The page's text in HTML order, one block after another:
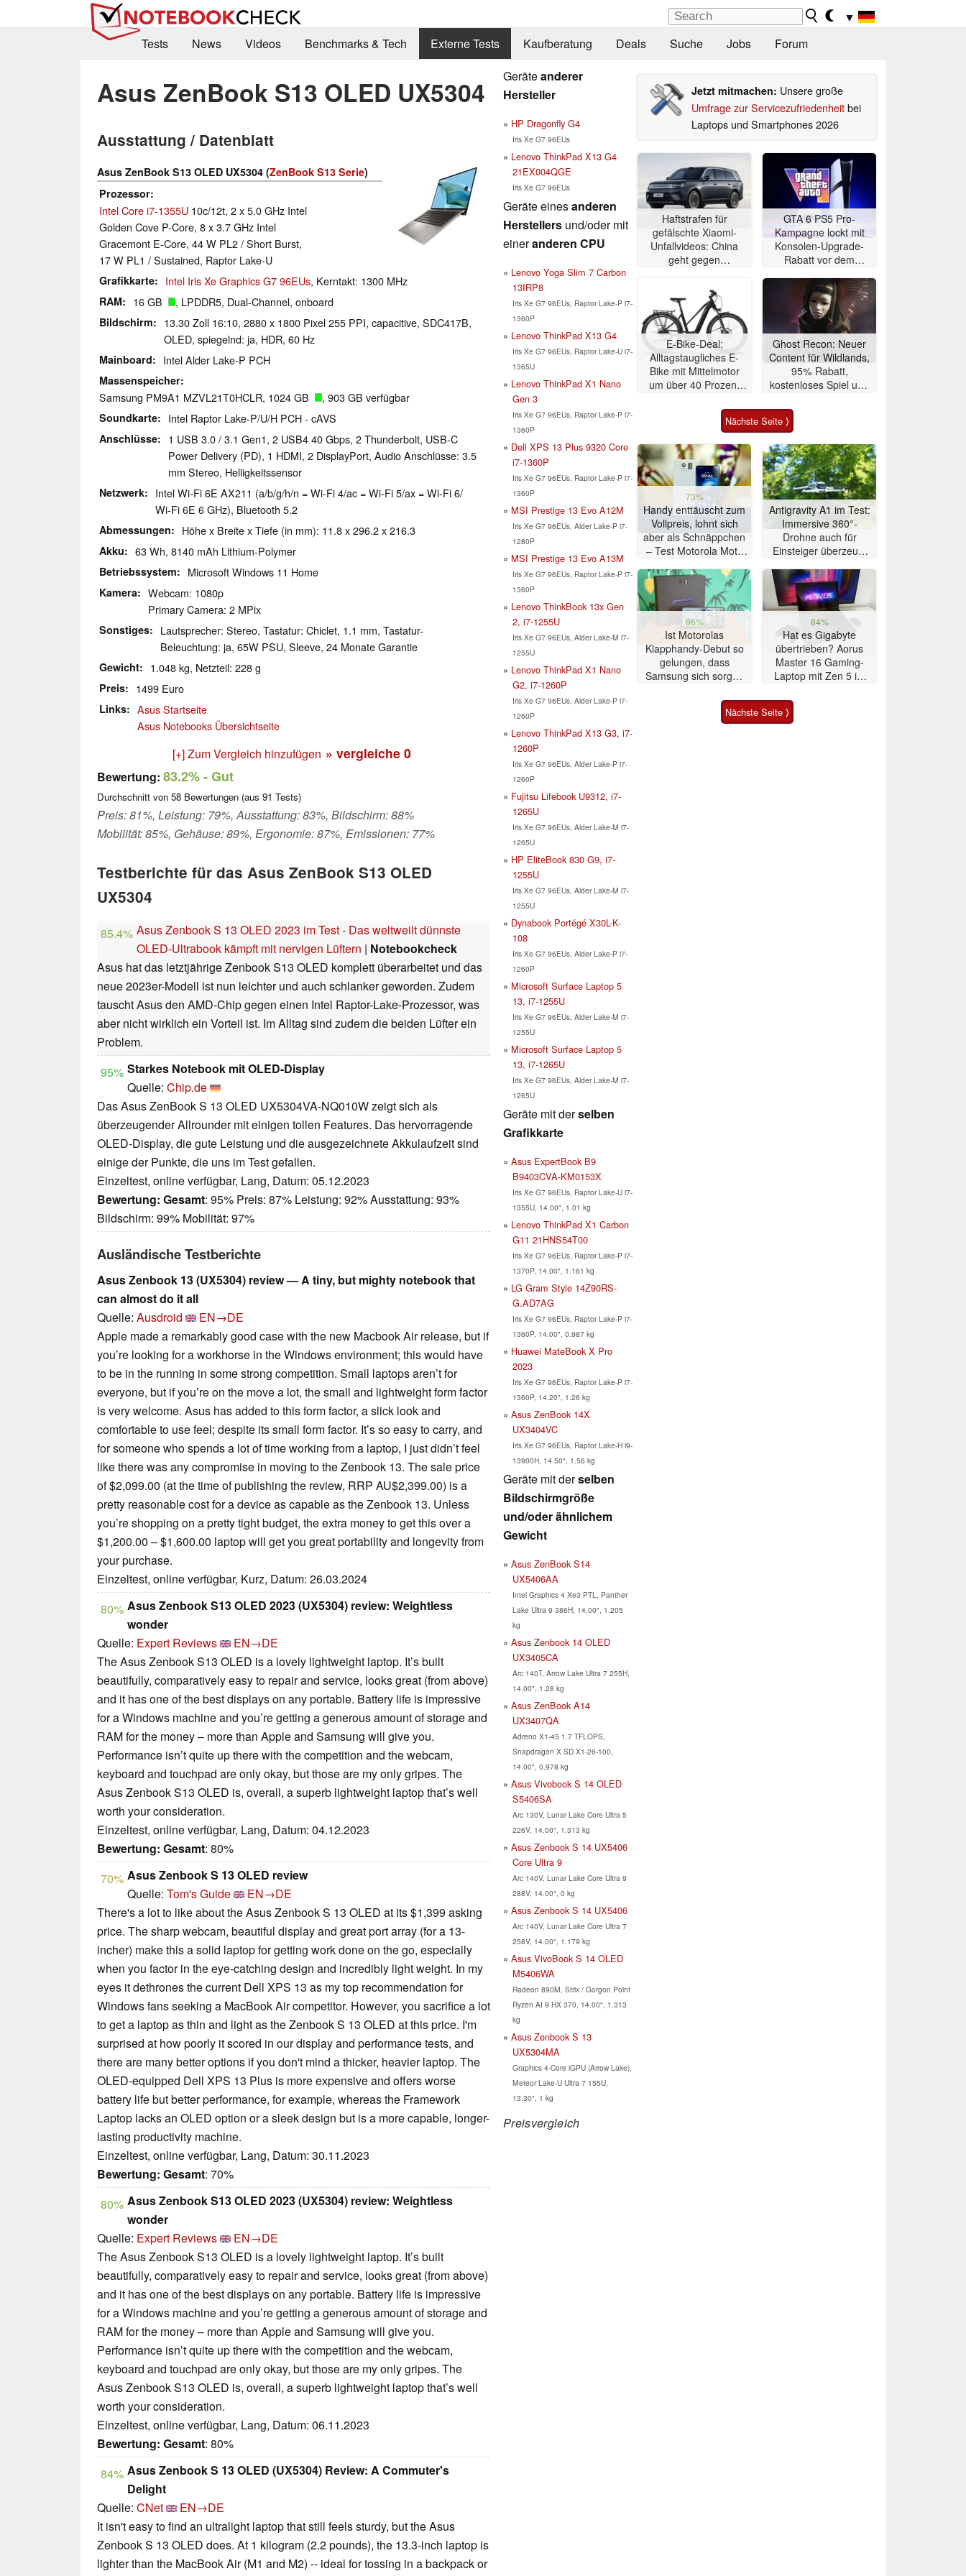
▼
Tests
News Videos Benchmarks & Tech Externe Tests Kaufberatung Deals Suche Jobs Forum
Asus ZenBook S13 OLED UX5304
Ausstattung / Datenblatt
Asus ZenBook S13 OLED UX5304 (ZenBook S13 Serie)
Prozessor
Intel Core i7-1355U 10c/12t, 2 x 5.0 GHz Intel
Golden Cove P-Core, 8 x 3.7 GHz Intel
Gracemont E-Core, 44 W PL2 / Short Burst,
17 W PL1 / Sustained, Raptor Lake-U
Grafikkarte Intel Iris Xe Graphics G7 96EUs, Kerntakt: 1300 MHz
RAM 16 GB , LPDDR5, Dual-Channel, onboard
Bildschirm
13.30 Zoll 16:10, 2880 x 1800 Pixel 255 PPI, capacitive, SDC417B,
OLED, spiegelnd: ja, HDR, 60 Hz
Mainboard Intel Alder Lake-P PCH
Massenspeicher
Samsung PM9A1 MZVL21T0HCLR, 1024 GB , 903 GB verfügbar
Soundkarte Intel Raptor Lake-P/U/H PCH - cAVS
Anschlüsse
1 USB 3.0 / 3.1 Gen1, 2 USB4 40 Gbps, 2 Thunderbolt, USB-C
Power Delivery (PD), 1 HDMI, 2 DisplayPort, Audio Anschlüsse: 3.5
mm Stereo, Helligkeitssensor
Netzwerk
Intel Wi-Fi 6E AX211 (a/b/g/h/n = Wi-Fi 4/ac = Wi-Fi 5/ax = Wi-Fi 6/
Wi-Fi 6E 6 GHz), Bluetooth 5.2
Abmessungen Höhe x Breite x Tiefe (in mm): 11.8 x 296.2 x 216.3
Akku 63 Wh, 8140 mAh Lithium-Polymer
Betriebssystem Microsoft Windows 11 Home
Kamera
Webcam: 1080p
Primary Camera: 2 MPix
Sonstiges
Lautsprecher: Stereo, Tastatur: Chiclet, 1.1 mm, Tastatur-
Beleuchtung: ja, 65W PSU, Sleeve, 24 Monate Garantie
Gewicht 1.048 kg, Netzteil: 228 g
Preis 1499 Euro
Links
Asus Startseite
Asus Notebooks Übersichtseite
[+] Zum Vergleich hinzufügen » vergleiche 0
Bewertung: 83.2%- Gut
Durchschnitt von 58 Bewertungen (aus 91 Tests)
Preis: 81%, Leistung: 79%, Ausstattung: 83%, Bildschirm: 88%
Mobilität: 85%, Gehäuse: 89%, Ergonomie: 87%, Emissionen: 77%
Testberichte für das Asus ZenBook S13 OLED
UX5304
85.4% Asus Zenbook S 13 OLED 2023 im Test - Das weltweilt dünnste
OLED-Ultrabook kämpft mit nervigen Lüftern | Notebookcheck
Asus hat das letztjährige Zenbook S13 OLED komplett überarbeitet und das
neue 2023er-Modell ist nun leichter und auch schlanker geworden. Zudem
tauscht Asus den AMD-Chip gegen einen Intel Raptor-Lake-Prozessor, was
aber nicht wirklich ein Vorteil ist. Im Alltag sind zudem die beiden Lüfter ein
Problem.
95% Starkes Notebook mit OLED-Display
Quelle: Chip.de
Das Asus ZenBook S 13 OLED UX5304VA-NQ010W zeigt sich als
überzeugender Allrounder mit einigen tollen Features. Das hervorragende
OLED-Display, die gute Leistung und die ausgezeichnete Akkulaufzeit sind
einige der Punkte, die uns im Test gefallen.
Einzeltest, online verfügbar, Lang, Datum: 05.12.2023
Bewertung: Gesamt: 95% Preis: 87% Leistung: 92% Ausstattung: 93%
Bildschirm: 99% Mobilität: 97%
Ausländische Testberichte
Asus Zenbook 13 (UX5304) review — A tiny, but mighty notebook that
can almost do it all
Quelle: Ausdroid
EN→DE
Apple made a remarkably good case with the new Macbook Air release, but if
you’re looking for a workhorse in the Windows environment; this would have
to be in the running in some strong competition. Small laptops aren’t for
everyone, but if you’re on the move a lot, the small and lightweight form factor
is very welcome. Asus has added to this form factor, a slick look and
comfortable to use feel; despite its small form factor. It’s so easy to carry, and
for someone who spends a lot of time working from a laptop, I just didn’t feel
like there was any compromise in moving to the Zenbook 13. The sale price
of $2,099.00 (at the time of publishing the review, RRP AU$2,399.00) is a
pretty reasonable cost for a device as capable as the Zenbook 13. Unless
you’re shopping on a pretty tight budget, the extra money to get this over a
$1,200.00 – $1,600.00 laptop will get you great portability and longevity from
your purchase.
Einzeltest, online verfügbar, Kurz, Datum: 26.03.2024
80% Asus Zenbook S13 OLED 2023 (UX5304) review: Weightless
wonder
Quelle: Expert Reviews
EN→DE
The Asus Zenbook S13 OLED is a lovely lightweight laptop. It’s built
beautifully, comparatively easy to repair and service, looks great (from above)
and it has one of the best displays on any portable. Battery life is impressive
for a Windows machine and you’re getting a generous amount of storage and
RAM for the money – more than Apple and Samsung will give you.
Performance isn’t quite up there with the competition and the webcam,
keyboard and touchpad are only okay, but those are my only gripes. The
Asus Zenbook S13 OLED is, overall, a superb lightweight laptop that’s well
worth your consideration.
Einzeltest, online verfügbar, Lang, Datum: 04.12.2023
Bewertung: Gesamt: 80%
70% Asus Zenbook S 13 OLED review
Quelle: Tom's Guide
EN→DE
There's a lot to like about the Asus Zenbook S 13 OLED at its $1,399 asking
price. The sharp webcam, beautiful display and great port array (for a 13-
incher) make this a solid laptop for getting work done on the go, especially
when you factor in the eye-catching design and incredibly light weight. In my
eyes it dethrones the current Dell XPS 13 as my top recommendation for
Windows fans seeking a MacBook Air competitor. However, you sacrifice a lot
to get a laptop as thin and light as the Zenbook S 13 OLED at this price. I'm
surprised at how poorly it scored in our display and performance tests, and
there are many better options if you don't mind a thicker, heavier laptop. The
OLED-equipped Dell XPS 13 Plus is more expensive and offers worse
battery life but better performance, for example, whereas the Framework
Laptop lacks an OLED option or a sleek design but is a more capable, longer-
lasting productivity machine.
Einzeltest, online verfügbar, Lang, Datum: 30.11.2023
Bewertung: Gesamt: 70%
80% Asus Zenbook S13 OLED 2023 (UX5304) review: Weightless
wonder
Quelle: Expert Reviews
EN→DE
The Asus Zenbook S13 OLED is a lovely lightweight laptop. It’s built
beautifully, comparatively easy to repair and service, looks great (from above)
and it has one of the best displays on any portable. Battery life is impressive
for a Windows machine and you’re getting a generous amount of storage and
RAM for the money – more than Apple and Samsung will give you.
Performance isn’t quite up there with the competition and the webcam,
keyboard and touchpad are only okay, but those are my only gripes. The
Asus Zenbook S13 OLED is, overall, a superb lightweight laptop that’s well
worth your consideration.
Einzeltest, online verfügbar, Lang, Datum: 06.11.2023
Bewertung: Gesamt: 80%
84% Asus Zenbook S 13 OLED (UX5304) Review: A Commuter's
Delight
Quelle: CNet
EN→DE
It isn't easy to find an ultralight laptop that still feels sturdy, but the Asus
Zenbook S 13 OLED does. At 1 kilogram (2.2 pounds), the 13.3-inch laptop is
lighter than the MacBook Air (M1 and M2) -- ideal for tossing in a backpack or
Geräteanderer
Hersteller
HP Dragonfly G4
Iris Xe G7 96EUs
Lenovo ThinkPad X13 G4
21EX004QGE
Iris Xe G7 96EUs
Geräte einesanderen
Herstellers und/oder mit
eineranderen CPU
Lenovo Yoga Slim 7 Carbon
13IRP8
Iris Xe G7 96EUs, Raptor Lake-P i7-
1360P
Lenovo ThinkPad X13 G4
Iris Xe G7 96EUs, Raptor Lake-U i7-
1365U
Lenovo ThinkPad X1 Nano
Gen 3
Iris Xe G7 96EUs, Raptor Lake-P i7-
1360P
Dell XPS 13 Plus 9320 Core
i7-1360P
Iris Xe G7 96EUs, Raptor Lake-P i7-
1360P
MSI Prestige 13 Evo A12M
Iris Xe G7 96EUs, Alder Lake-P i7-
1280P
MSI Prestige 13 Evo A13M
Iris Xe G7 96EUs, Raptor Lake-P i7-
1360P
Lenovo ThinkBook 13x Gen
2, i7-1255U
Iris Xe G7 96EUs, Alder Lake-M i7-
1255U
Lenovo ThinkPad X1 Nano
G2, i7-1260P
Iris Xe G7 96EUs, Alder Lake-P i7-
1260P
Lenovo ThinkPad X13 G3, i7-
1260P
Iris Xe G7 96EUs, Alder Lake-P i7-
1260P
Fujitsu Lifebook U9312, i7-
1265U
Iris Xe G7 96EUs, Alder Lake-M i7-
1265U
HP EliteBook 830 G9, i7-
1255U
Iris Xe G7 96EUs, Alder Lake-M i7-
1255U
Dynabook Portégé X30L-K-
108
Iris Xe G7 96EUs, Alder Lake-P i7-
1260P
Microsoft Surface Laptop 5
13, i7-1255U
Iris Xe G7 96EUs, Alder Lake-M i7-
1255U
Microsoft Surface Laptop 5
13, i7-1265U
Iris Xe G7 96EUs, Alder Lake-M i7-
1265U
Geräte mit derselben
Grafikkarte
Asus ExpertBook B9
B9403CVA-KM0153X
Iris Xe G7 96EUs, Raptor Lake-U i7-
1355U, 14.00", 1.01 kg
Lenovo ThinkPad X1 Carbon
G11 21HNS54T00
Iris Xe G7 96EUs, Raptor Lake-P i7-
1370P, 14.00", 1.161 kg
LG Gram Style 14Z90RS-
G.AD7AG
Iris Xe G7 96EUs, Raptor Lake-P i7-
1360P, 14.00", 0.987 kg
Huawei MateBook X Pro
2023
Iris Xe G7 96EUs, Raptor Lake-P i7-
1360P, 14.20", 1.26 kg
Asus ZenBook 14X
UX3404VC
Iris Xe G7 96EUs, Raptor Lake-H i9-
13900H, 14.50", 1.56 kg
Geräte mit derselben
Bildschirmgröße
und/oder ähnlichem
Gewicht
Asus ZenBook S14
UX5406AA
Intel Graphics 4 Xe3 PTL, Panther
Lake Ultra 9 386H, 14.00", 1.205
kg
Asus Zenbook 14 OLED
UX3405CA
Arc 140T, Arrow Lake Ultra 7 255H,
14.00", 1.28 kg
Asus ZenBook A14
UX3407QA
Adreno X1-45 1.7 TFLOPS,
Snapdragon X SD X1-26-100,
14.00", 0.978 kg
Asus Vivobook S 14 OLED
S5406SA
Arc 130V, Lunar Lake Core Ultra 5
226V, 14.00", 1.313 kg
Asus Zenbook S 14 UX5406
Core Ultra 9
Arc 140V, Lunar Lake Core Ultra 9
288V, 14.00", 0 kg
Asus Zenbook S 14 UX5406
Arc 140V, Lunar Lake Core Ultra 7
258V, 14.00", 1.179 kg
Asus VivoBook S 14 OLED
M5406WA
Radeon 890M, Strix / Gorgon Point
Ryzen AI 9 HX 370, 14.00", 1.313
kg
Asus Zenbook S 13
UX5304MA
Graphics 4-Core iGPU (Arrow Lake),
Meteor Lake-U Ultra 7 155U,
13.30", 1 kg
Preisvergleich
Jetzt mitmachen: Unsere große
Umfrage zur Servicezufriedenheitbei
Laptops und Smartphones 2026
Haftstrafen für
gefälschte Xiaomi-
Unfallvideos: China
geht gegen
GTA 6 PS5 Pro-
Kampagne lockt mit
Konsolen-Upgrade-
Rabatt vor dem
E-Bike-Deal:
Alltagstaugliches E-
Bike mit Mittelmotor
um über 40 Prozent
Ghost Recon: Neuer
Content für Wildlands,
95% Rabatt,
kostenloses Spiel und
angekündigt
Nächste Seite ⟩
73%
Handy enttäuscht zum
Vollpreis, lohnt sich
aber als Schnäppchen
– Test Motorola Moto
Antigravity A1 im Test:
Immersive 360°-
Drohne auch für
Einsteiger überzeugt
86%
Ist Motorolas
Klapphandy-Debut so
gelungen, dass
Samsung sich sorgen
Smartphone im Test
84%
Hat es Gigabyte
übertrieben? Aorus
Master 16 Gaming-
Laptop mit Zen 5 im
Nächste Seite ⟩